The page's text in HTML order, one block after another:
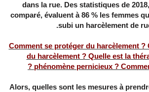
dans la rue. Des statistiques de
comparé, évaluent à 86 % les femmes
subi un harcèlement de
.
6)- Comment se protéger du harcèlement
du harcèlement ? Quelle est la
phénomène pernicieux ?
Alors, quelles sont les mesures à